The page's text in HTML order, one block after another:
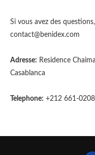
Si vous avez des
contact@benidex.com
Adresse: Residence
Casablanca
Telephone: +212 661-